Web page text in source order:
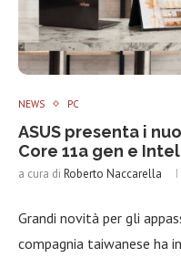
NEWS PC
ASUS presenta i
Core 11a gen e
a cura di Roberto Naccarella
Grandi novità per gli
compagnia taiwanese ha